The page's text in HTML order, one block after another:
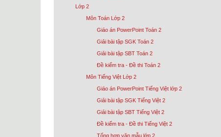
Lớp 2
Môn Toán Lớp 2
Giáo án PowerPoint Toán 2
Giải bài tập SGK Toán 2
Giải bài tập SBT Toán 2
Đề kiểm tra - Đề thi Toán 2
Môn Tiếng Việt Lớp 2
Giáo án PowerPoint Tiếng Việt lớp 2
Giải bài tập SGK Tiếng Việt 2
Giải bài tập SBT Tiếng Việt 2
Đề kiểm tra - Đề thi Tiếng Việt 2
Tổng hợp văn mẫu lớp 2